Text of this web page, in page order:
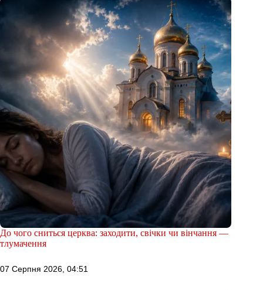
До чого сниться церква: заходити, свічки чи вінчання —
тлумачення
07 Серпня 2026, 04:51